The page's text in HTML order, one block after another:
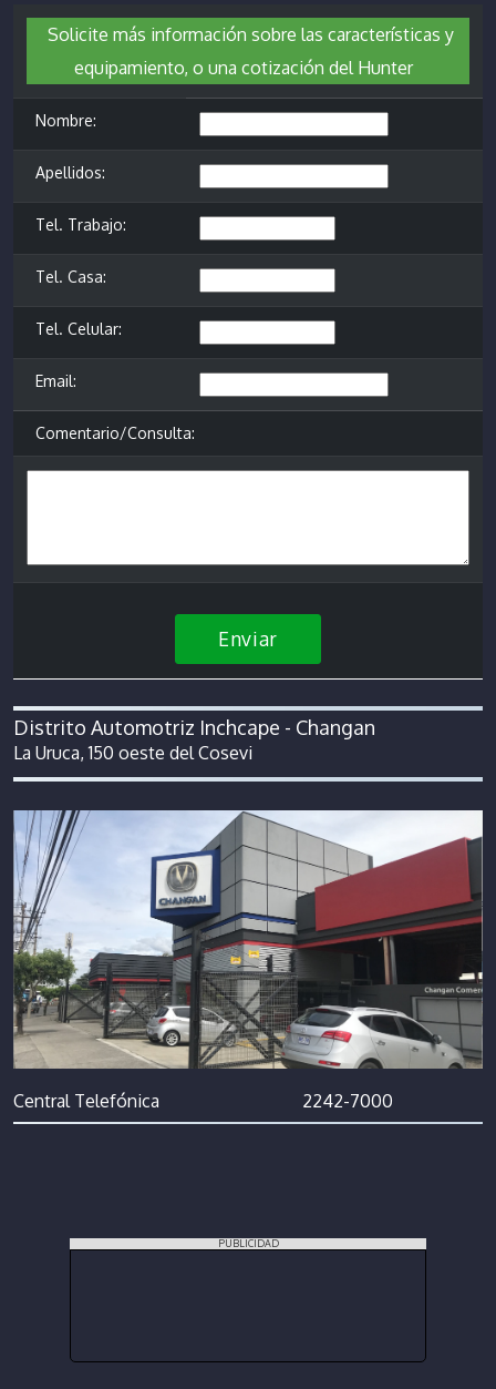
Solicite más información sobre las características y
equipamiento, o una cotización del Hunter
Nombre:
Apellidos:
Tel. Trabajo:
Tel. Casa:
Tel. Celular:
Email:
Comentario/Consulta:
Enviar
Distrito Automotriz Inchcape - Changan
La Uruca, 150 oeste del Cosevi
Central Telefónica 2242-7000
PUBLICIDAD